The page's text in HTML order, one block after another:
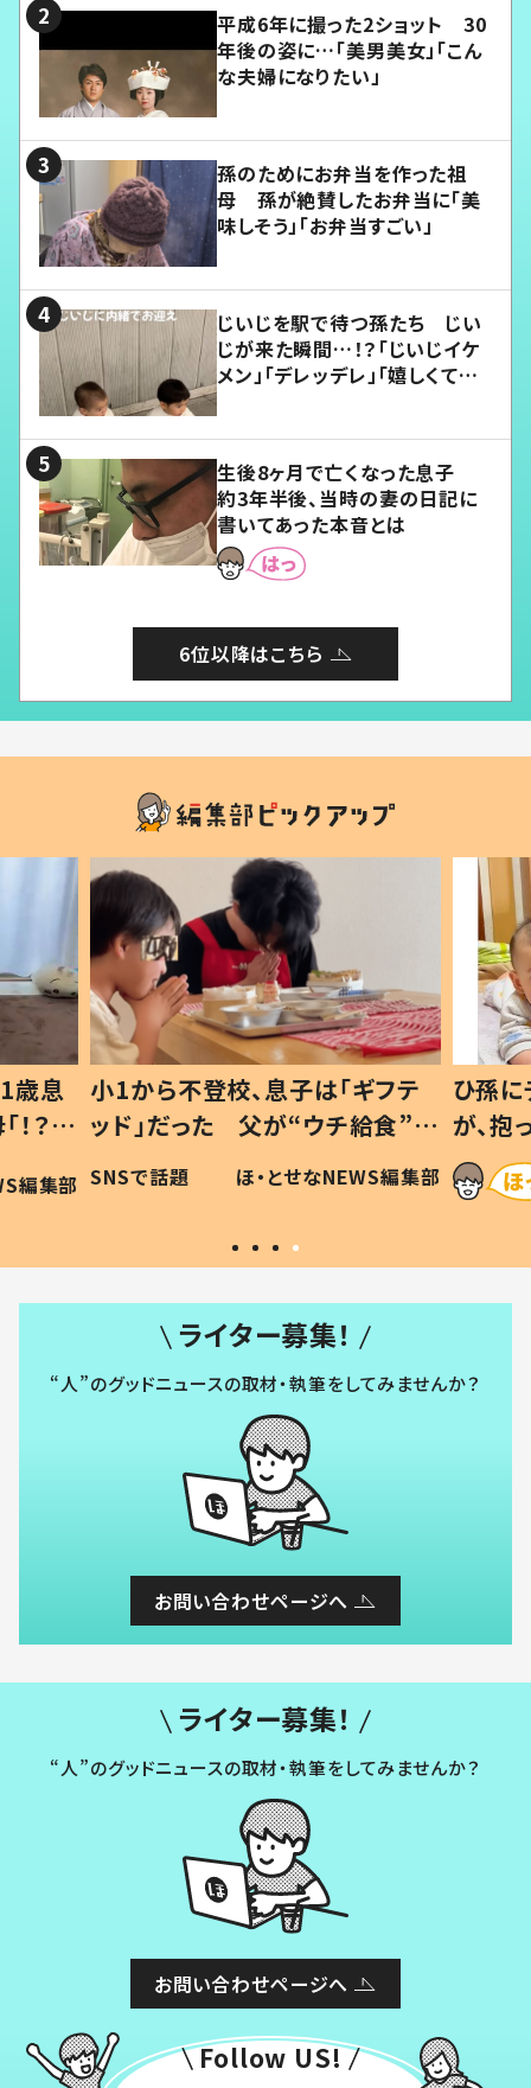
平成6年に撮った2ショット 30
年後の姿に…「美男美女」「こん
な夫婦になりたい」
孫のためにお弁当を作った祖
母 孫が絶賛したお弁当に「美
味しそう」「お弁当すごい」
じいじを駅で待つ孫たち じい
じが来た瞬間…！？「じいじイケ
メン」「デレッデレ」「嬉しくて可
生後8ヶ月で亡くなった息子
約3年半後、当時の妻の日記に
書いてあった本音とは
6位以降はこちら
歳息
？」
編集部
小1から不登校、息子は「ギフテ
ッド」だった 父が“ウチ給食”を
作り続ける理由とは #令和の親
#令和の子
SNSで話題 ほ・とせなNEWS編集部
ひ孫
が、
「涙が
い」
ライター募集！
“人”のグッドニュースの取材・執筆をしてみませんか？
お問い合わせページへ
ライター募集！
“人”のグッドニュースの取材・執筆をしてみませんか？
お問い合わせページへ
Follow US!